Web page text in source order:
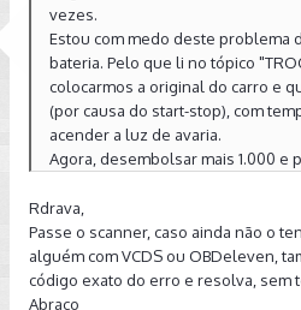
vezes.
Estou com medo deste problema
bateria. Pelo que li no tópico
colocarmos a original do carro e
(por causa do start-stop), com
acender a luz de avaria.
Agora, desembolsar mais 1.000 e
Rdrava,
Passe o scanner, caso ainda não o
alguém com VCDS ou OBDeleven,
código exato do erro e resolva, sem
Abraço